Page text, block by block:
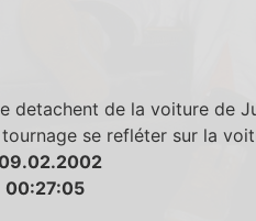
detachent de la voiture de
se refléter sur la
00:27:05